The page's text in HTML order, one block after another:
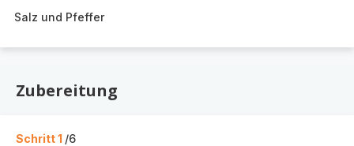
Salz und Pfeffer
Zubereitung
Schritt 1 /6